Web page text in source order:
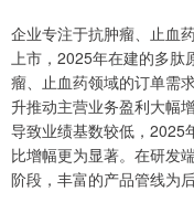
企业专注于抗肿瘤、止血
上市，2025年在建的多肽
瘤、止血药领域的订单需
升推动主营业务盈利大幅
导致业绩基数较低，2025
比增幅更为显著。在研发
阶段，丰富的产品管线为